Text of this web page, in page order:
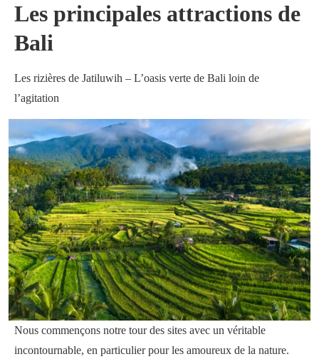
Les principales attractions de
Bali
Les rizières de Jatiluwih – L’oasis verte de Bali loin de
l’agitation
Nous commençons notre tour des sites avec un véritable
incontournable, en particulier pour les amoureux de la nature.